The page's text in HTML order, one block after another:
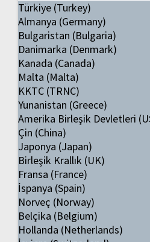
Türkiye (Turkey)
Almanya (Germany)
Bulgaristan (Bulgaria)
Danimarka (Denmark)
Kanada (Canada)
Malta (Malta)
KKTC (TRNC)
Yunanistan (Greece)
Amerika Birleşik Devletleri
Çin (China)
Japonya (Japan)
Birleşik Krallık (UK)
Fransa (France)
İspanya (Spain)
Norveç (Norway)
Belçika (Belgium)
Hollanda (Netherlands)